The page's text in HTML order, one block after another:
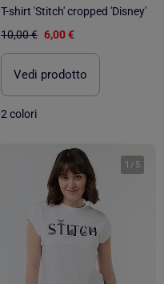
T-shirt 'Stitch' cropped 'Disney'
10,00 € 6,00 €
Vedi prodotto
2 colori
1 / 5